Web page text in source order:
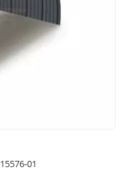
15576-01